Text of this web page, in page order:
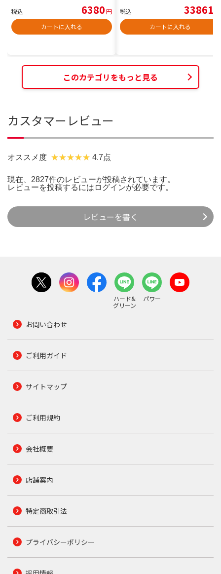
税込 6380円
カートに入れる
税込 33861
カートに入れる
このカテゴリをもっと見る
カスタマーレビュー
オススメ度 4.7点
現在、2827件のレビューが投稿されています。
レビューを投稿するには ログインが必要です。
レビューを書く
ハード&
グリーン
パワー
お問い合わせ
ご利用ガイド
サイトマップ
ご利用規約
会社概要
店舗案内
特定商取引法
プライバシーポリシー